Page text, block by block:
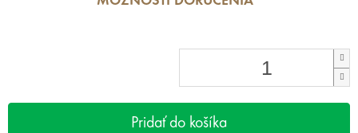
Pridať do košíka